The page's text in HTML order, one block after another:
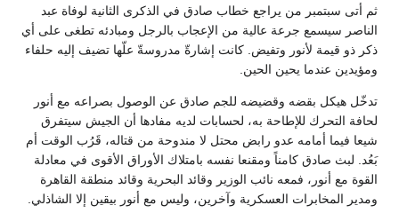
ثم أتى سبتمبر من يراجع خطاب صادق في الذكرى الثانية لوفاة عبد
الناصر سيسمع جرعة عالية من الإعجاب بالرجل ومبادئه تطغى على أي
ذكر ذو قيمة لأنور وتفيض. كانت إشارةّ مدروسةّ علّها تضيف إليه حلفاء
ومؤيدين عندما يحين الحين.
تدخّل هيكل بقضه وقضيضه للجم صادق عن الوصول بصراعه مع أنور
لحافة التحرك للإطاحة به، لحسابات لديه مفادها أن الجيش سيتفرق
شيعا فيما أمامه عدو رابض محتل لا مندوحة من قتاله، قَرُب الوقت أم
بَعُد. لبث صادق كامناً ومقنعا نفسه بامتلاك الأوراق الأقوى في معادلة
القوة مع أنور، فمعه نائب الوزير وقائد البحرية وقائد منطقة القاهرة
ومدير المخابرات العسكرية وآخرين، وليس مع أنور بيقين إلا الشاذلي.